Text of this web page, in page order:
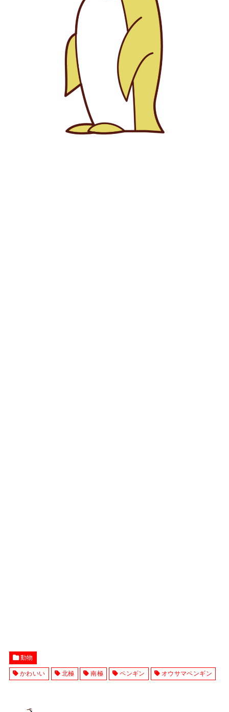
動物
かわいい 北極 南極 ペンギン オウサマペンギン